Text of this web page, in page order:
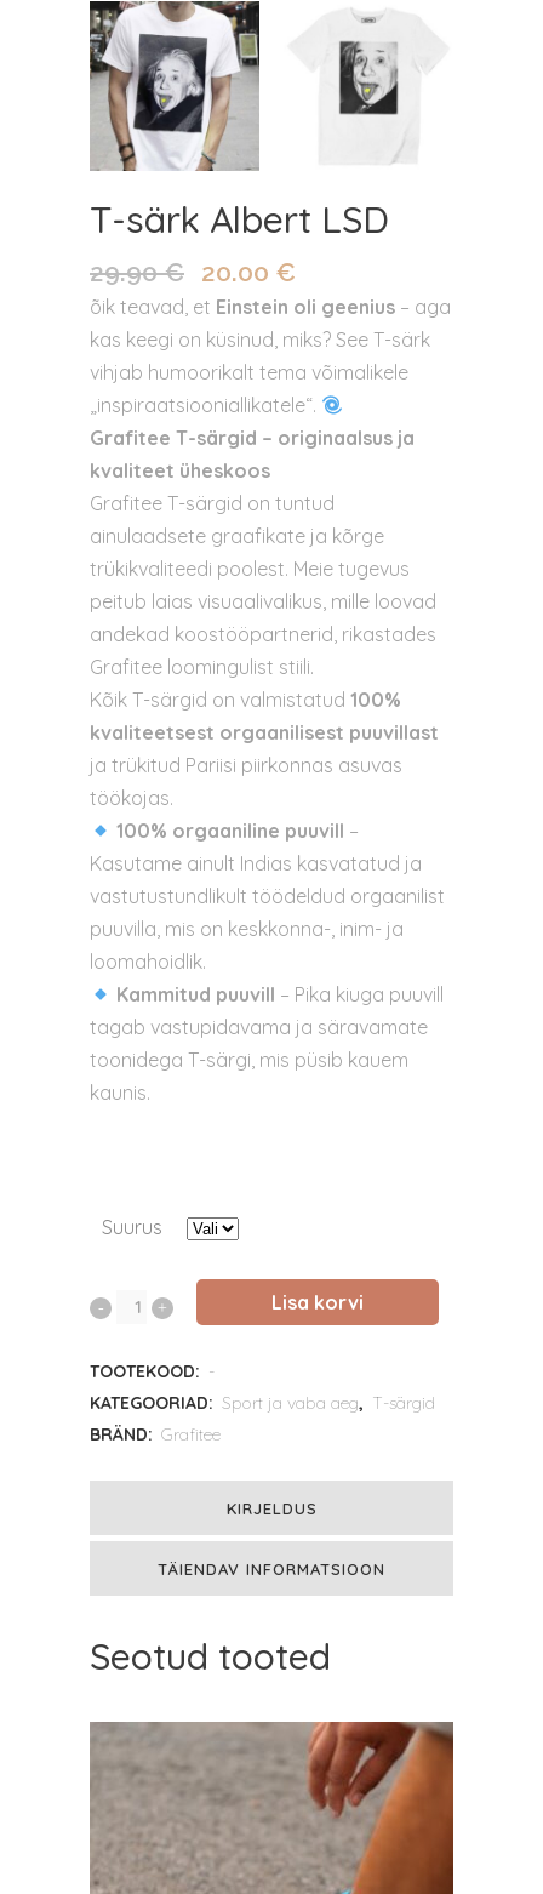
T-särk Albert LSD
29.90€
Algne
hind
oli:
29.90 €.
20.00 €
hind
on:
20.00 €.
õik teavad, et Einstein oli geenius – aga
kas keegi on küsinud, miks? See T-särk
vihjab humoorikalt tema võimalikele
„inspiraatsiooniallikatele“.
Grafitee T-särgid – originaalsus ja
kvaliteet üheskoos
Grafitee T-särgid on tuntud
ainulaadsete graafikate ja kõrge
trükikvaliteedi poolest. Meie tugevus
peitub laias visuaalivalikus, mille loovad
andekad koostööpartnerid, rikastades
Grafitee loomingulist stiili.
Kõik T-särgid on valmistatud 100%
kvaliteetsest orgaanilisest puuvillast
ja trükitud Pariisi piirkonnas asuvas
töökojas.
100% orgaaniline puuvill –
Kasutame ainult Indias kasvatatud ja
vastutustundlikult töödeldud orgaanilist
puuvilla, mis on keskkonna-, inim- ja
loomahoidlik.
Kammitud puuvill – Pika kiuga puuvill
tagab vastupidavama ja säravamate
toonidega T-särgi, mis püsib kauem
kaunis.
Suurus
T-
Albert
LSD
quantity
Lisa korvi
TOOTEKOOD: -
KATEGOORIAD: Sport ja vaba aeg, T-särgid
BRÄND: Grafitee
KIRJELDUS
TÄIENDAV INFORMATSIOON
Seotud tooted